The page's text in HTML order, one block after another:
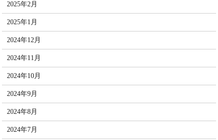
2025年2月
2025年1月
2024年12月
2024年11月
2024年10月
2024年9月
2024年8月
2024年7月